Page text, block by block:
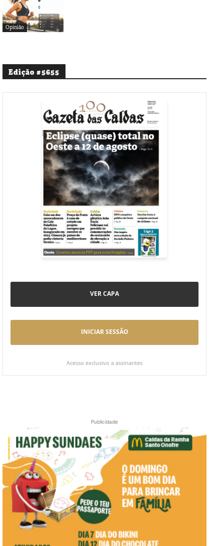
Opinião
Edição #5655
VER CAPA
INICIAR SESSÃO
Acesso exclusivo a assinantes
Publicidade